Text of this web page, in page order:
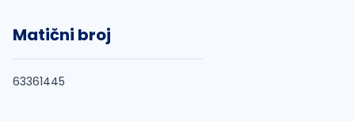
Matični broj
63361445